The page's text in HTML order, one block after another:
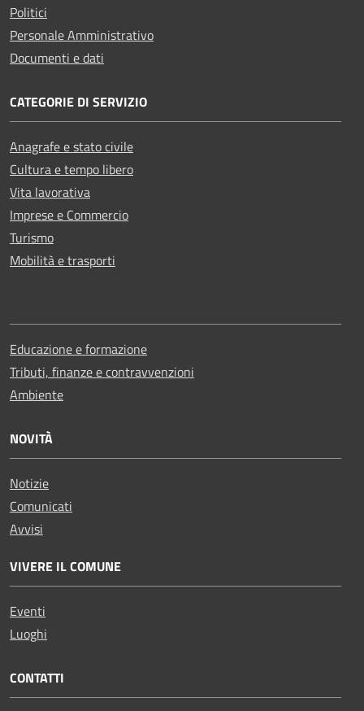
Politici
Personale Amministrativo
Documenti e dati
CATEGORIE DI SERVIZIO
Anagrafe e stato civile
Cultura e tempo libero
Vita lavorativa
Imprese e Commercio
Turismo
Mobilità e trasporti
Educazione e formazione
Tributi, finanze e contravvenzioni
Ambiente
NOVITÀ
Notizie
Comunicati
Avvisi
VIVERE IL COMUNE
Eventi
Luoghi
CONTATTI